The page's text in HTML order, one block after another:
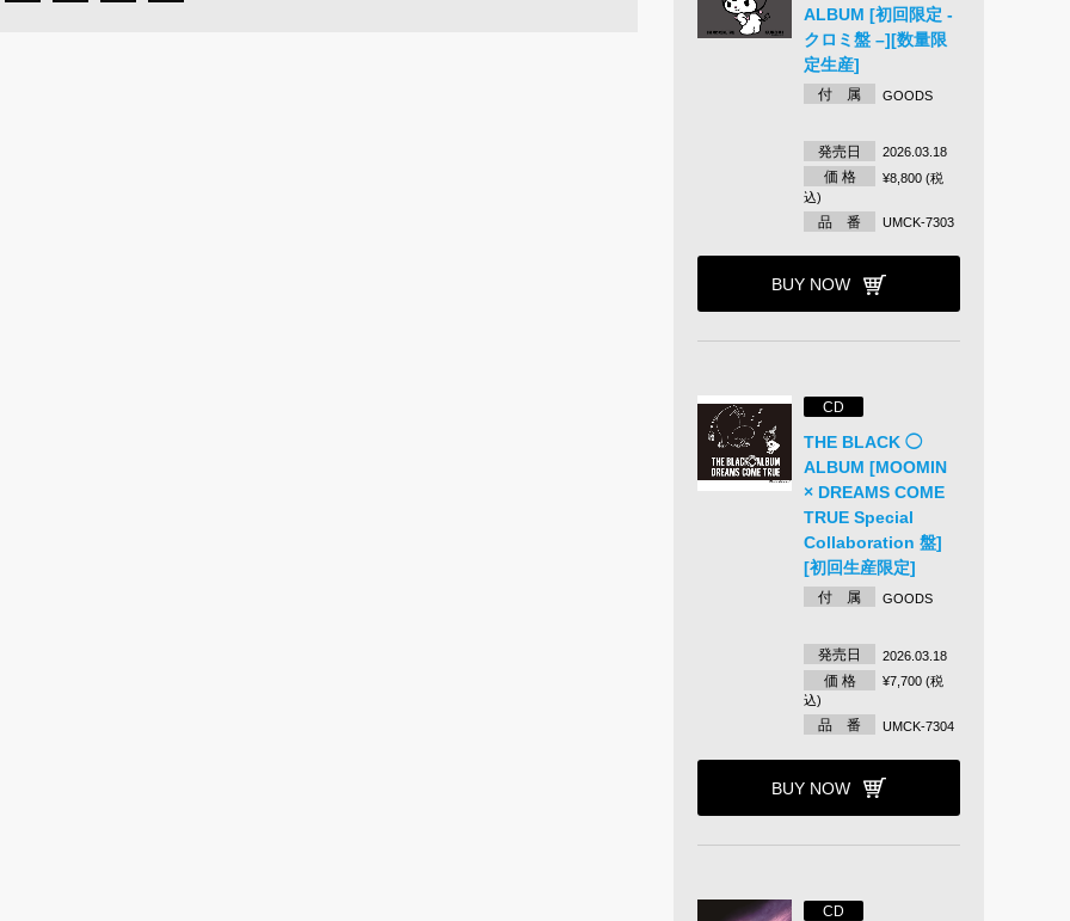
ALBUM [初回限定 -
クロミ盤 –][数量限
定生産]
付 属 GOODS
発売日 2026.03.18
価 格
¥8,800 (税
込)
品 番 UMCK-7303
BUY NOW
CD
THE BLACK ◯
ALBUM [MOOMIN
× DREAMS COME
TRUE Special
Collaboration 盤]
[初回生産限定]
付 属 GOODS
発売日 2026.03.18
価 格
¥7,700 (税
込)
品 番 UMCK-7304
BUY NOW
CD